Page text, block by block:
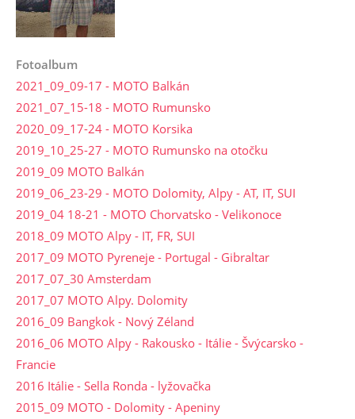
Fotoalbum
2021_09_09-17 - MOTO Balkán
2021_07_15-18 - MOTO Rumunsko
2020_09_17-24 - MOTO Korsika
2019_10_25-27 - MOTO Rumunsko na otočku
2019_09 MOTO Balkán
2019_06_23-29 - MOTO Dolomity, Alpy - AT, IT, SUI
2019_04 18-21 - MOTO Chorvatsko - Velikonoce
2018_09 MOTO Alpy - IT, FR, SUI
2017_09 MOTO Pyreneje - Portugal - Gibraltar
2017_07_30 Amsterdam
2017_07 MOTO Alpy. Dolomity
2016_09 Bangkok - Nový Zéland
2016_06 MOTO Alpy - Rakousko - Itálie - Švýcarsko -
Francie
2016 Itálie - Sella Ronda - lyžovačka
2015_09 MOTO - Dolomity - Apeniny